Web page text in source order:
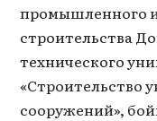
промышленного
строительства
технического
«Строительство
сооружений»,